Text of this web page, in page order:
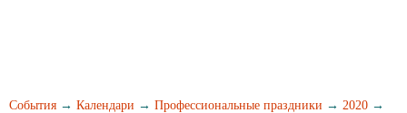
События → Календари → Профессиональные праздники → 2020 →